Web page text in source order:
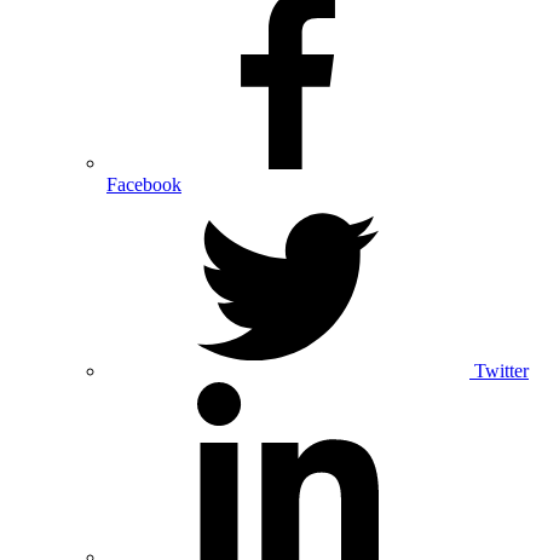
Facebook
Twitter